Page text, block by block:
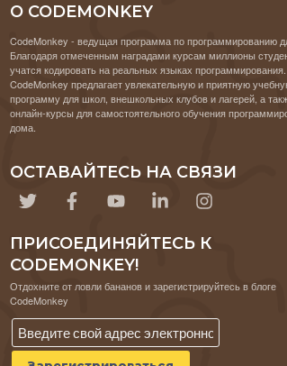
О CODEMONKEY
CodeMonkey - ведущая программа по программированию
Благодаря отмеченным наградами курсам миллионы
учатся кодировать на реальных языках программирования.
CodeMonkey предлагает увлекательную и приятную
программу для школ, внешкольных клубов и лагерей, а
онлайн-курсы для самостоятельного обучения
дома.
ОСТАВАЙТЕСЬ НА СВЯЗИ
ПРИСОЕДИНЯЙТЕСЬ К
CODEMONKEY!
Отдохните от ловли бананов и зарегистрируйтесь в блоге
CodeMonkey